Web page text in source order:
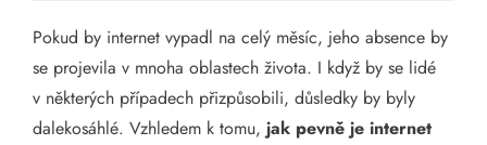
Pokud by internet vypadl na celý měsíc, jeho absence by
se projevila v mnoha oblastech života. I když by se lidé
v některých případech přizpůsobili, důsledky by byly
dalekosáhlé. Vzhledem k tomu, jak pevně je internet